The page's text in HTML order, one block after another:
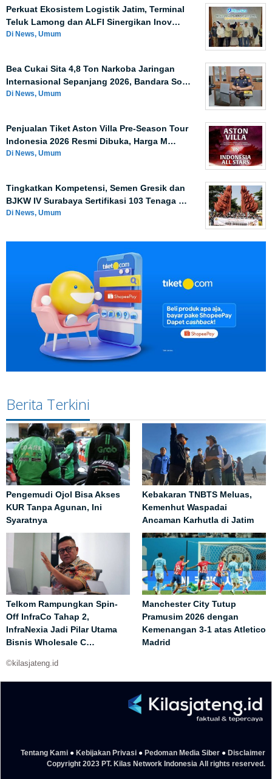
Perkuat Ekosistem Logistik Jatim, Terminal
Teluk Lamong dan ALFI Sinergikan Inov…
Di News, Umum
Bea Cukai Sita 4,8 Ton Narkoba Jaringan
Internasional Sepanjang 2026, Bandara So…
Di News, Umum
Penjualan Tiket Aston Villa Pre-Season Tour
Indonesia 2026 Resmi Dibuka, Harga M…
Di News, Umum
Tingkatkan Kompetensi, Semen Gresik dan
BJKW IV Surabaya Sertifikasi 103 Tenaga …
Di News, Umum
Berita Terkini
Pengemudi Ojol Bisa Akses
KUR Tanpa Agunan, Ini
Syaratnya
Kebakaran TNBTS Meluas,
Kemenhut Waspadai
Ancaman Karhutla di Jatim
Telkom Rampungkan Spin-
Off InfraCo Tahap 2,
InfraNexia Jadi Pilar Utama
Bisnis Wholesale C…
Manchester City Tutup
Pramusim 2026 dengan
Kemenangan 3-1 atas Atletico
Madrid
©kilasjateng.id
Tentang Kami ● Kebijakan Privasi ● Pedoman Media Siber ● Disclaimer
Copyright 2023 PT. Kilas Network Indonesia All rights reserved.